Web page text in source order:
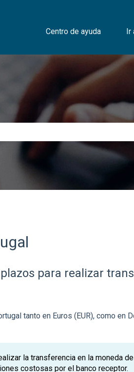
Centro de ayuda Ir
para realizar
tanto en Euros (EUR), como en
la transferencia en la moneda
costosas por el banco receptor.